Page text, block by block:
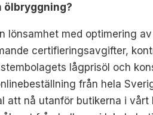
ölbryggning?
lönsamhet med optimering
certifieringsavgifter,
lågprisöl och
från hela
att nå utanför butikerna i